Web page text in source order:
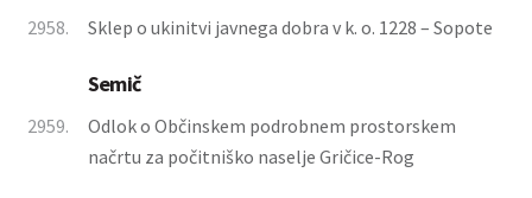
2958.
Sklep o ukinitvi javnega dobra v k. o. 1228 – Sopote
Semič
2959.
Odlok o Občinskem podrobnem prostorskem
načrtu za počitniško naselje Gričice-Rog